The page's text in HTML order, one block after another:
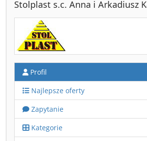
Stolplast s.c. Anna i Arkadiusz
Profil
Najlepsze oferty
Zapytanie
Kategorie